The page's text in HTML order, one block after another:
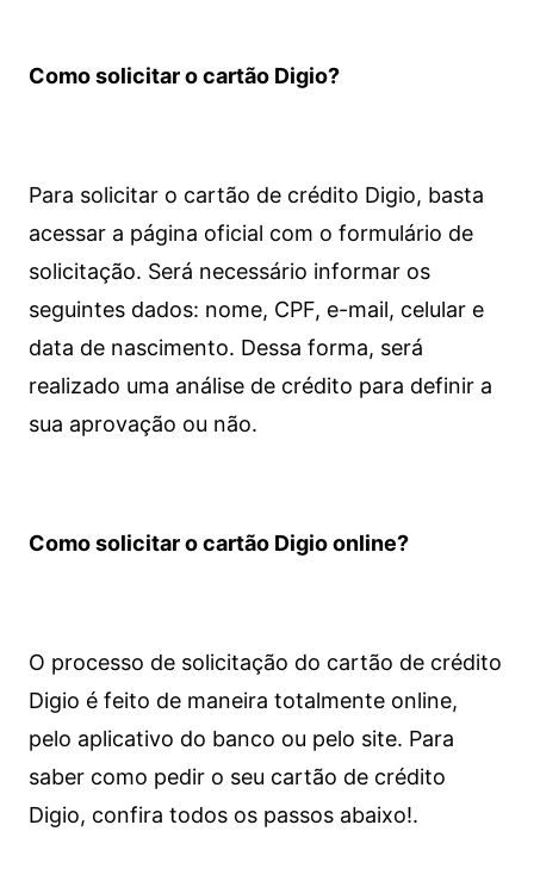
Como solicitar o cartão Digio?
Para solicitar o cartão de crédito Digio, basta
acessar a página oficial com o formulário de
solicitação. Será necessário informar os
seguintes dados: nome, CPF, e-mail, celular e
data de nascimento. Dessa forma, será
realizado uma análise de crédito para definir a
sua aprovação ou não.
Como solicitar o cartão Digio online?
O processo de solicitação do cartão de crédito
Digio é feito de maneira totalmente online,
pelo aplicativo do banco ou pelo site. Para
saber como pedir o seu cartão de crédito
Digio, confira todos os passos abaixo!.